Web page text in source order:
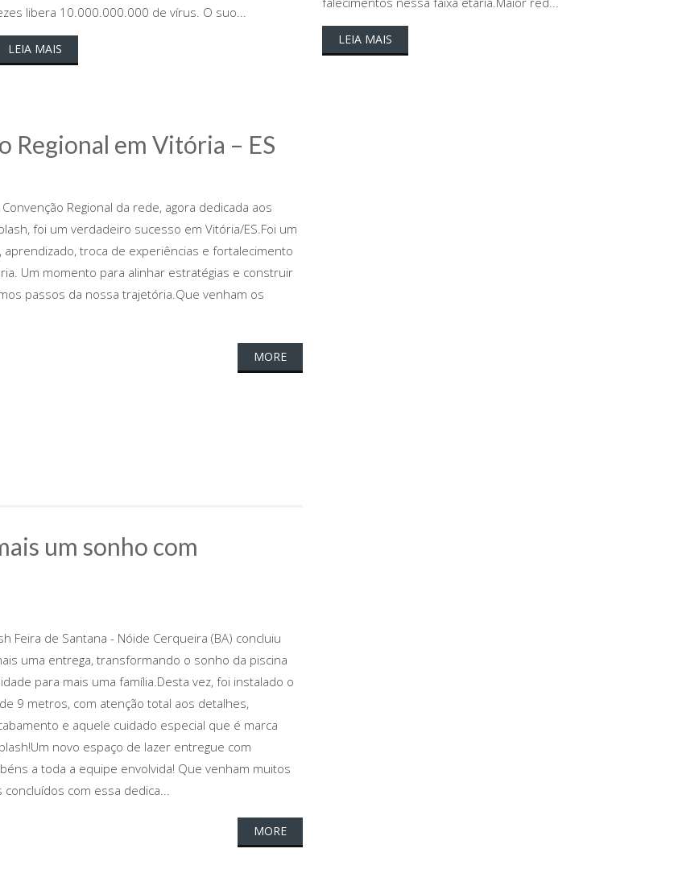
libera 10.000.000.000 de vírus. O suo...
LEIA MAIS
LEIA MAIS
Regional em Vitória – ES
Regional da rede, agora dedicada aos
foi um verdadeiro sucesso em Vitória/ES.Foi um
aprendizado, troca de experiências e fortalecimento
Um momento para alinhar estratégias e construir
passos da nossa trajetória.Que venham os
MORE
um sonho com
Feira de Santana - Nóide Cerqueira (BA) concluiu
uma entrega, transformando o sonho da piscina
para mais uma família.Desta vez, foi instalado o
9 metros, com atenção total aos detalhes,
e aquele cuidado especial que é marca
novo espaço de lazer entregue com
a toda a equipe envolvida! Que venham muitos
com essa dedica...
MORE